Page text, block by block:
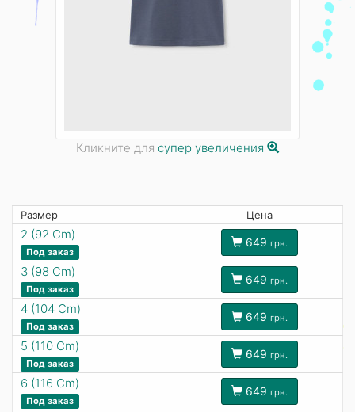
Кликните для супер увеличения
Размер Цена
2 (92 Cm)
Под заказ
649 грн.
3 (98 Cm)
Под заказ
649 грн.
4 (104 Cm)
Под заказ
649 грн.
5 (110 Cm)
Под заказ
649 грн.
6 (116 Cm)
Под заказ
649 грн.